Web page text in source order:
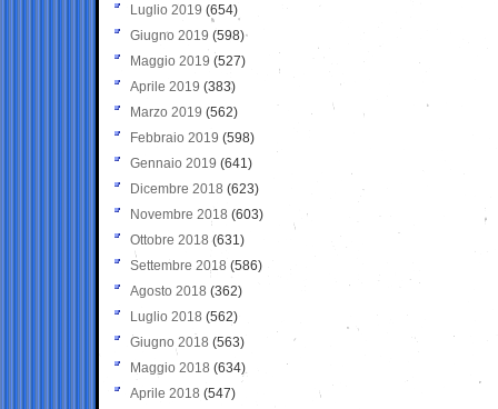
Luglio 2019 (654)
Giugno 2019 (598)
Maggio 2019 (527)
Aprile 2019 (383)
Marzo 2019 (562)
Febbraio 2019 (598)
Gennaio 2019 (641)
Dicembre 2018 (623)
Novembre 2018 (603)
Ottobre 2018 (631)
Settembre 2018 (586)
Agosto 2018 (362)
Luglio 2018 (562)
Giugno 2018 (563)
Maggio 2018 (634)
Aprile 2018 (547)